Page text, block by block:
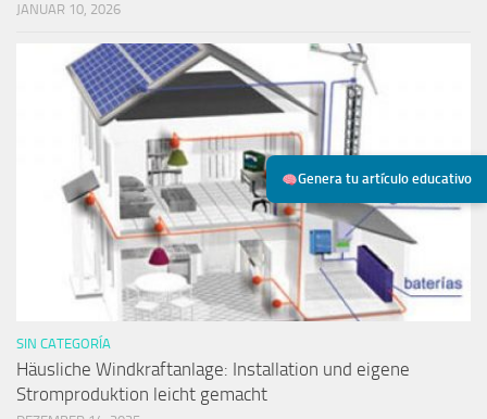
Genera tu artículo educativo
JANUAR 10, 2026
SIN CATEGORÍA
Häusliche Windkraftanlage: Installation und eigene
Stromproduktion leicht gemacht